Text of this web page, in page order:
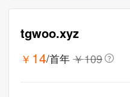
tgwoo.xyz
￥ 14/首年 ￥109